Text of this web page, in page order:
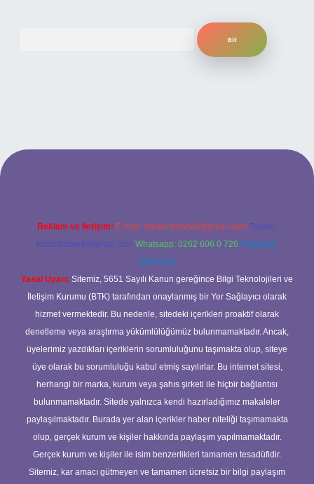
Reklam ve İletişim: E-mail: backlinkpaneli@gmail.com Teams:
forumhizmeti@gmail.com Whatsapp: 0262 606 0 726 Telegram:
@karabul
Yasal Uyarı: Sitemiz, 5651 Sayılı Kanun gereğince Bilgi Teknolojileri ve
İletişim Kurumu (BTK) tarafından onaylanmış bir Yer Sağlayıcı olarak
hizmet vermektedir. Bu nedenle, sitedeki içerikleri proaktif olarak
denetleme veya araştırma yükümlülüğümüz bulunmamaktadır. Ancak,
üyelerimiz yazdıkları içeriklerin sorumluluğunu taşımakta olup, siteye
üye olarak bu sorumluluğu kabul etmiş sayılırlar. Bu internet sitesi,
herhangi bir marka, kurum veya şahıs şirketi ile hiçbir bağlantısı
bulunmamaktadır. Sitede yalnızca kendi hazırladığımız makaleler
paylaşılmaktadır. Burada yer alan içerikler haber niteliği taşımamakta
olup, gerçek kurum ve kişiler hakkında paylaşım yapılmamaktadır.
Gerçek kurum ve kişiler ile isim benzerlikleri tamamen tesadüfidir.
Sitemiz, kar amacı gütmeyen ve tamamen ücretsiz bir bilgi paylaşım